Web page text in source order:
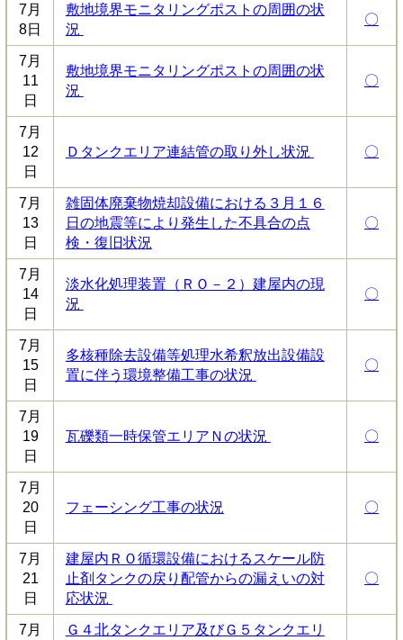
7月
8日
敷地境界モニタリングポストの周囲の状
況
〇
7月
11
日
敷地境界モニタリングポストの周囲の状
況
〇
7月
12
日
Ｄタンクエリア連結管の取り外し状況 〇
7月
13
日
雑固体廃棄物焼却設備における３月１６
日の地震等により発生した不具合の点
検・復旧状況
〇
7月
14
日
淡水化処理装置（ＲＯ－２）建屋内の現
況
〇
7月
15
日
多核種除去設備等処理水希釈放出設備設
置に伴う環境整備工事の状況
〇
7月
19
日
瓦礫類一時保管エリアＮの状況 〇
7月
20
日
フェーシング工事の状況 〇
7月
21
日
建屋内ＲＯ循環設備におけるスケール防
止剤タンクの戻り配管からの漏えいの対
応状況
〇
7月
Ｇ４北タンクエリア及びＧ５タンクエリ